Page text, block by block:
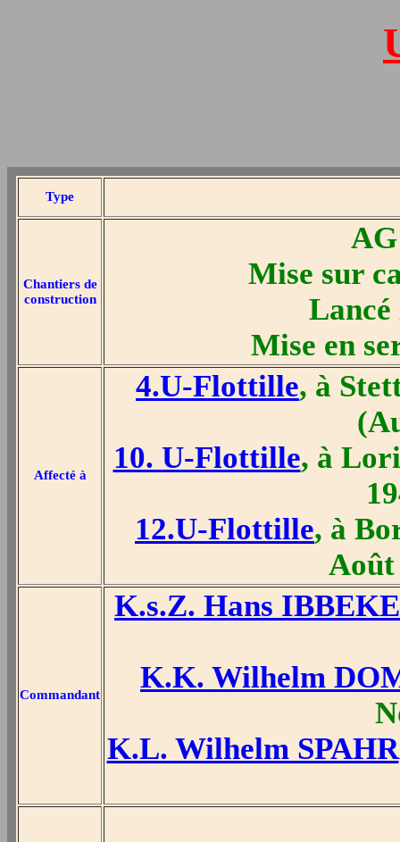
Type
Chantiers de
construction
Mise sur
Lancé
Mise en
Affecté à
4.U-Flottille, à
10. U-Flottille, à
12.U-Flottille, à
Commandant
K.s.Z. Hans
K.K. Wilhelm
K.L. Wilhelm SPAHR